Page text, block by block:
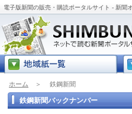
電子版新聞の販売・購読ポータルサイト - 新聞
ホーム ＞ 鉄鋼新聞
鉄鋼新聞バックナンバー